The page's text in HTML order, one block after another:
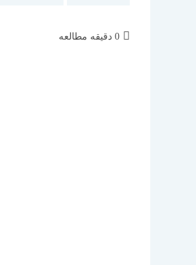
زمان
0 دقیقه مطالعه